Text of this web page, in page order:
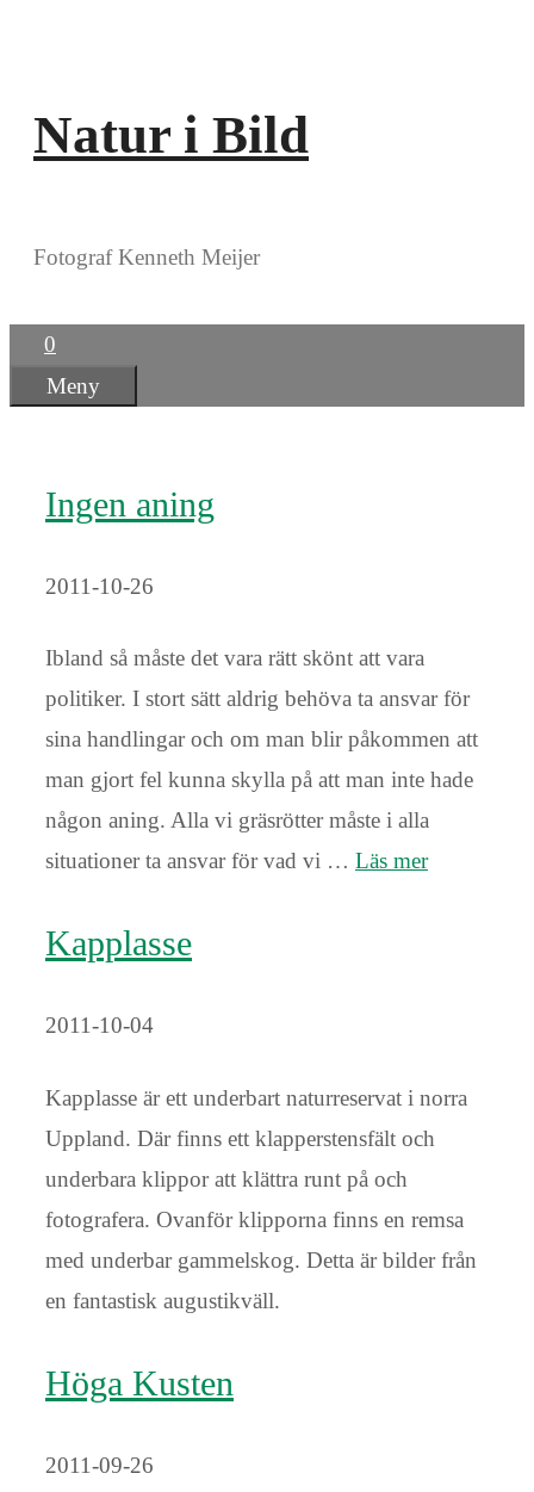
Natur i Bild
Fotograf Kenneth Meijer
0
Meny
Ingen aning
2011-10-26
Ibland så måste det vara rätt skönt att vara
politiker. I stort sätt aldrig behöva ta ansvar för
sina handlingar och om man blir påkommen att
man gjort fel kunna skylla på att man inte hade
någon aning. Alla vi gräsrötter måste i alla
situationer ta ansvar för vad vi … Läs mer
Kapplasse
2011-10-04
Kapplasse är ett underbart naturreservat i norra
Uppland. Där finns ett klapperstensfält och
underbara klippor att klättra runt på och
fotografera. Ovanför klipporna finns en remsa
med underbar gammelskog. Detta är bilder från
en fantastisk augustikväll.
Höga Kusten
2011-09-26